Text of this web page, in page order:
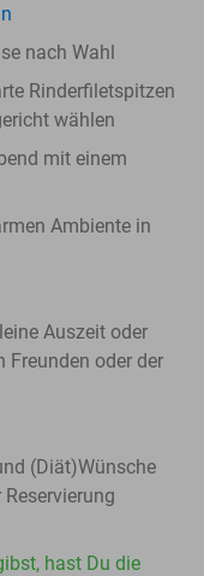
nach Wahl
Rinderfiletspitzen
wählen
mit einem
Ambiente in
Auszeit oder
Freunden oder der
(Diät)Wünsche
hast Du die